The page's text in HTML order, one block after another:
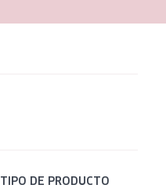
TIPO DE PRODUCTO